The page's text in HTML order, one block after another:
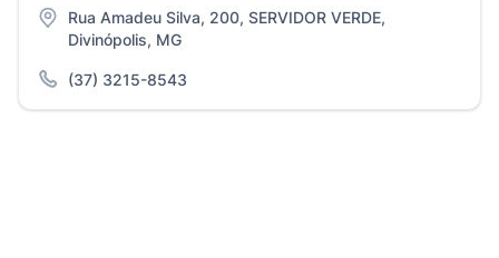
Rua Amadeu Silva, 200, SERVIDOR VERDE,
Divinópolis, MG
(37) 3215-8543